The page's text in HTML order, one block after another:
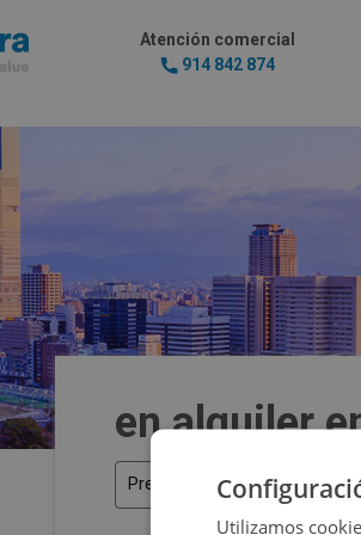
Atención comercial
914 842 874
en alquiler
Precio
Utilizamos